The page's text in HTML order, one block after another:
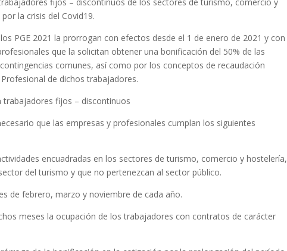
fijos – discontinuos de los sectores de turismo, comercio y
la crisis del Covid19.
PGE 2021 la prorrogan con efectos desde el 1 de enero de 2021 y con
que la solicitan obtener una bonificación del 50% de las
comunes, así como por los conceptos de recaudación
de dichos trabajadores.
trabajadores fijos – discontinuos
que las empresas y profesionales cumplan los siguientes
encuadradas en los sectores de turismo, comercio y hostelería,
del turismo y que no pertenezcan al sector público.
de febrero, marzo y noviembre de cada año.
meses la ocupación de los trabajadores con contratos de carácter